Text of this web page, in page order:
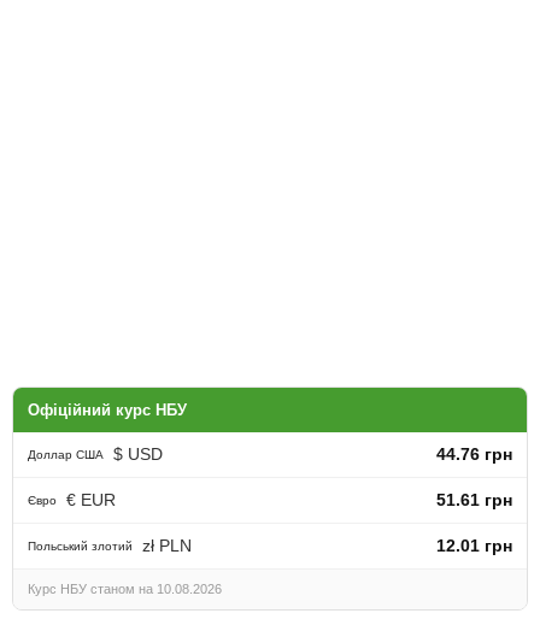
Офіційний курс НБУ
Доллар США $ USD 44.76 грн
Євро € EUR 51.61 грн
Польський злотий zł PLN 12.01 грн
Курс НБУ станом на 10.08.2026